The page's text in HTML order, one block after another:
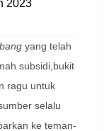
2023
yang telah
subsidi,bukit
ragu untuk
selalu
ke teman-